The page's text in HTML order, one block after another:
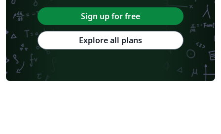
Sign up for free
Explore all plans